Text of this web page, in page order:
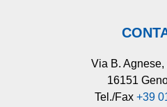
Via B.
16151
Tel./Fax +39